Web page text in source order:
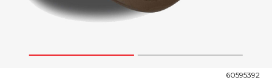
1 2
60595392